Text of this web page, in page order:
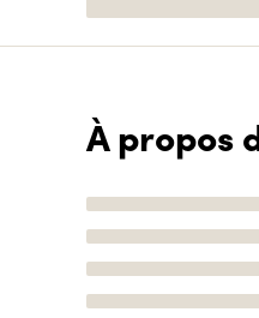
À propos